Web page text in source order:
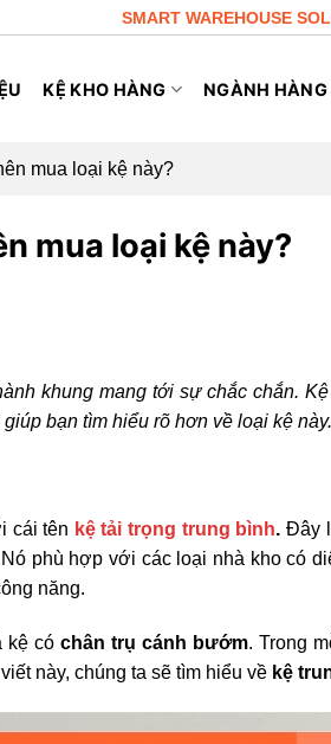
SMART WAREHOUSE
KỆ KHO HÀNG NGÀNH HÀNG
mua loại kệ này?
mua loại kệ này?
khung mang tới sự chắc chắn.
bạn tìm hiểu rõ hơn về loại kệ này.
cái tên kệ tải trọng trung bình. Đây
phù hợp với các loại nhà kho có
năng.
kệ cóchân trụ cánh bướm. Trong
này, chúng ta sẽ tìm hiểu về kệ